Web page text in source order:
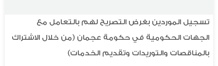
تسجيل الموردين بغرض التصريح لهم بالتعامل مع
الجهات الحكومية في حكومة عجمان (من خلال الاشتراك
بالمناقصات والتوريدات وتقديم الخدمات)